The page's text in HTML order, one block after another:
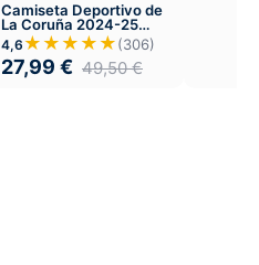
Camiseta Deportivo de
La Coruña 2024-25
Local
4,6 ★★★★★(306)
27,99 € 49,50€